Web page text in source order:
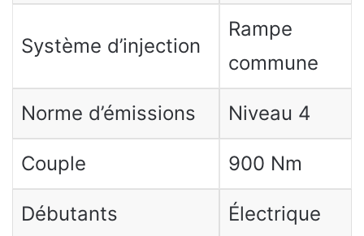
Système d’injection
Rampe
commune
Norme d’émissions Niveau 4
Couple 900 Nm
Débutants Électrique